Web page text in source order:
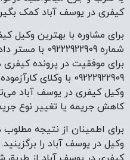
کیفری در یوسف آباد کمک
برای مشاوره با بهترین وکیل
شماره
برای موفقیت در پرونده
09222922909 با
وکیل کیفری در یوسف آباد
کاهش جریمه یا تغییر نوع
برای اطمینان از نتیجه مطلوب
وکیل در یوسف آباد را